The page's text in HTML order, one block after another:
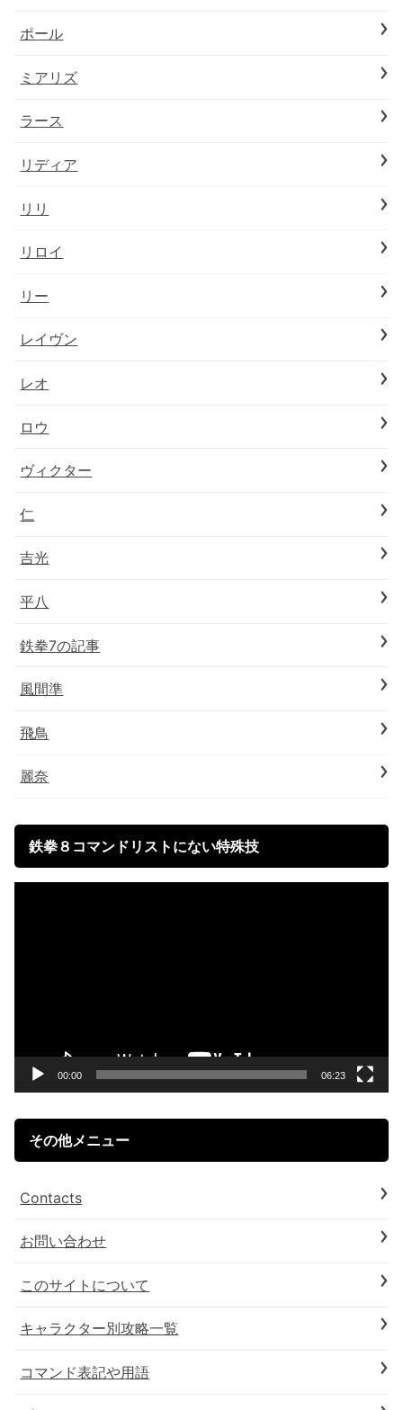
ポール
ミアリズ
ラース
リディア
リリ
リロイ
リー
レイヴン
レオ
ロウ
ヴィクター
仁
吉光
平八
鉄拳7の記事
風間準
飛鳥
麗奈
鉄拳８コマンドリストにない特殊技
00:00 06:23
その他メニュー
Contacts
お問い合わせ
このサイトについて
キャラクター別攻略一覧
コマンド表記や用語